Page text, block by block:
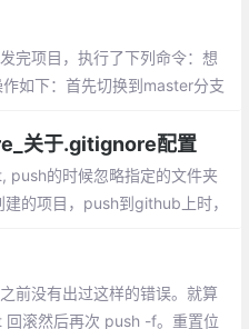
完项目，执行了下列命令：想
如下：首先切换到master分支
关于.gitignore配置
push的时候忽略指定的文件夹
的项目，push到github上时，
且为我们写好了规则。
前没有出过这样的错误。就算
滚然后再次 push -f。重置位